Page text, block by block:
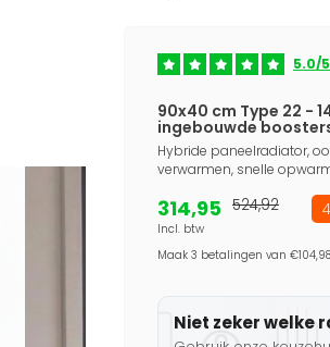
5.0/5
90x40 cm Type 22 -
ingebouwde
Hybride paneelradiator,
verwarmen, snelle
314,95
Incl. btw
524,92
Maak 3 betalingen van
Niet zeker welke